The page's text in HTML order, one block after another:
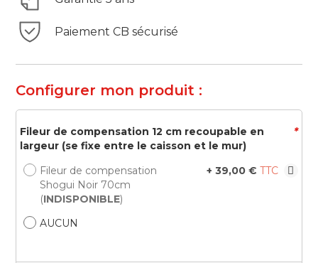
Paiement CB sécurisé
Configurer mon produit :
*
Fileur de compensation 12 cm recoupable en
largeur (se fixe entre le caisson et le mur)
Fileur de compensation
Shogui Noir 70cm
(INDISPONIBLE)
+ 39,00 €
AUCUN